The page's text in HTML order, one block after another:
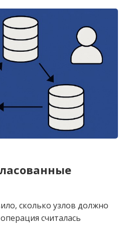
сколько узлов должно
считалась